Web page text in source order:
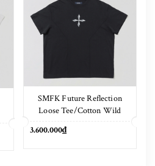
SMFK Future Reflection
Loose Tee/Cotton Wild
3.600.000₫